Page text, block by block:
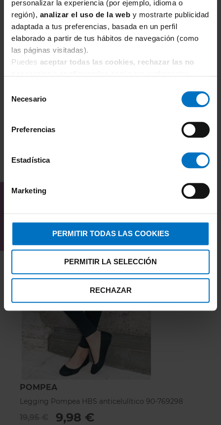
personalizar la experiencia (por ejemplo, idioma o
región), analizar el uso de la web y mostrarte publicidad
adaptada a tus preferencias, basada en un perfil
elaborado a partir de tus hábitos de navegación (como
las páginas visitadas).
Puedes aceptar todas las cookies, rechazar las no
Necesario
Preferencias
Estadística
Marketing
PERMITIR TODAS LAS COOKIES
PERMITIR LA SELECCIÓN
RECHAZAR
SANS COMPLEXE
Sujetador Sans Complexe Lift Up c/aro 1709798
25,50 €
INTERESAR
POMPEA
Legging Pompea HBS anticelulítico 90-769298
9,98 €